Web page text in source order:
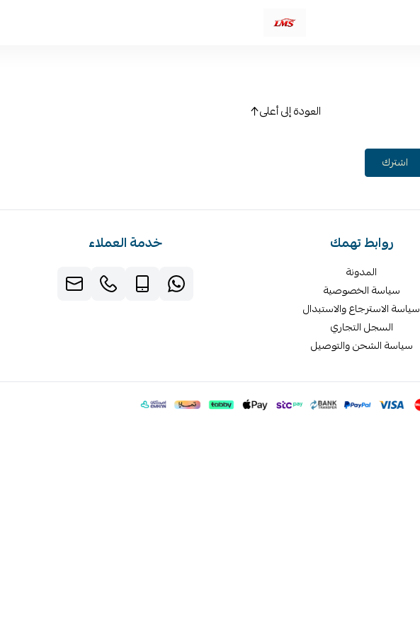
متجر لمسات الشرقية لزينة سيارات LMS
العودة إلى أعلى
اشترك
روابط تهمك
المدونة
سياسة الخصوصية
سياسة الاسترجاع والاستبدال
السجل التجاري
سياسة الشحن والتوصيل
خدمة العملاء